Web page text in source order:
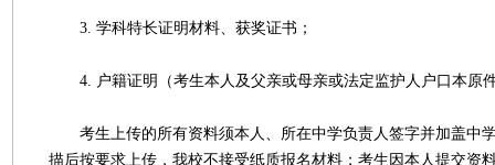
3. 学科特长证明材料、获奖证书；
4. 户籍证明（考生本人及父亲或母亲或法定监护人户口本原
考生上传的所有资料须本人、所在中学负责人签字并加盖中
描后按要求上传，我校不接受纸质报名材料；考生因本人提交资